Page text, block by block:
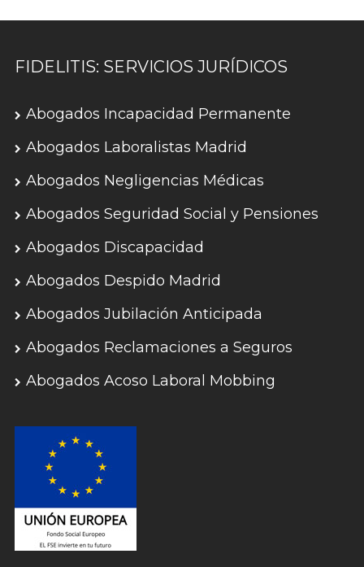
FIDELITIS: SERVICIOS JURÍDICOS
Abogados Incapacidad Permanente
Abogados Laboralistas Madrid
Abogados Negligencias Médicas
Abogados Seguridad Social y Pensiones
Abogados Discapacidad
Abogados Despido Madrid
Abogados Jubilación Anticipada
Abogados Reclamaciones a Seguros
Abogados Acoso Laboral Mobbing